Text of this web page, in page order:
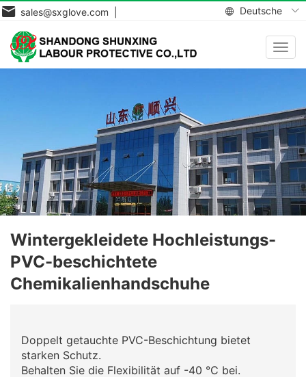
Deutsche
sales@sxglove.com |
Wintergekleidete Hochleistungs-
PVC-beschichtete
Chemikalienhandschuhe
Doppelt getauchte PVC-Beschichtung bietet
starken Schutz.
Behalten Sie die Flexibilität auf -40 °C bei.